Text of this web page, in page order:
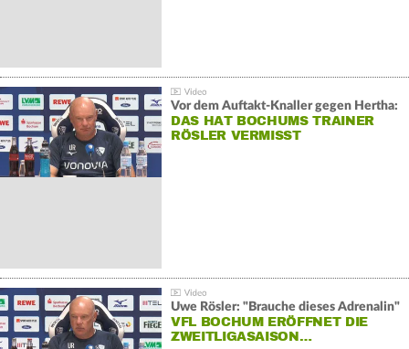
Vor dem Auftakt-Knaller gegen Hertha:
DAS HAT BOCHUMS TRAINER
RÖSLER VERMISST
Uwe Rösler: "Brauche dieses Adrenalin"
VFL BOCHUM ERÖFFNET DIE
ZWEITLIGASAISON…